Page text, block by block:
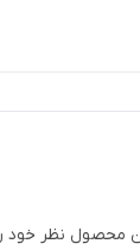
محصول نظر خود